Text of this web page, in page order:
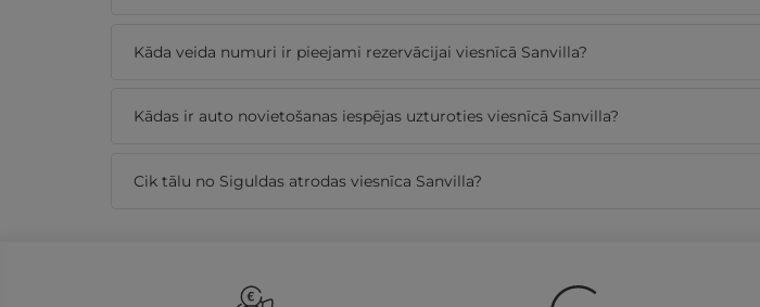
Kāda veida numuri ir pieejami rezervācijai viesnīcā Sanvilla?
Kādas ir auto novietošanas iespējas uzturoties viesnīcā Sanvilla?
Cik tālu no Siguldas atrodas viesnīca Sanvilla?